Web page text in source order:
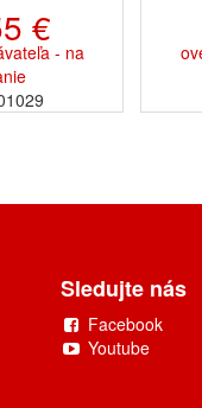
€
- na
Sledujte nás
Facebook
Youtube